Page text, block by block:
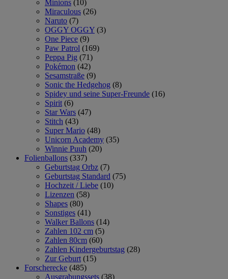
Minions (10)
Miraculous (26)
Naruto (7)
OGGY OGGY (3)
One Piece (9)
Paw Patrol (169)
Peppa Pig (71)
Pokémon (42)
Sesamstraße (9)
Sonic the Hedgehog (8)
Spidey und seine Super-Freunde (16)
Spirit (6)
Star Wars (47)
Stitch (43)
Super Mario (48)
Unicorn Academy (35)
Winnie Puuh (20)
Folienballons (337)
Geburtstag Orbz (7)
Geburtstag Standard (75)
Hochzeit / Liebe (10)
Lizenzen (58)
Shapes (80)
Sonstiges (41)
Walker Ballons (14)
Zahlen 102 cm (5)
Zahlen 80cm (60)
Zahlen Kindergeburtstag (28)
Zur Geburt (15)
Forscherecke (485)
Ausgrabungssets (38)